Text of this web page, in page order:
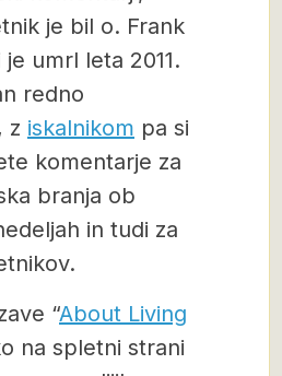
je bil o. Frank
umrl leta 2011.
redno
z iskalnikom pa si
komentarje za
branja ob
in tudi za
“About Living
na spletni strani